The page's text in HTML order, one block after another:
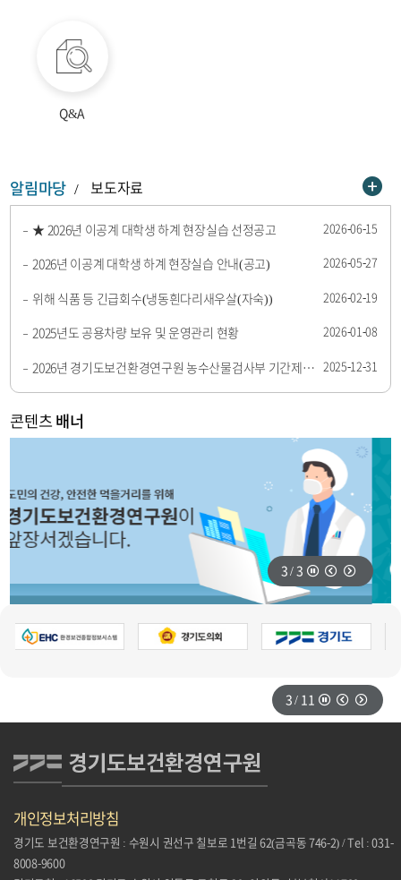
Q&A
알림마당
★ 2026년 이공계 대학생 하계 현장실습 선정공고 2026-06-15
2026년 이공계 대학생 하계 현장실습 안내(공고) 2026-05-27
위해 식품 등 긴급회수(냉동흰다리새우살(자숙)) 2026-02-19
2025년도 공용차량 보유 및 운영관리 현황 2026-01-08
2026년 경기도보건환경연구원 농수산물검사부 기간제근로자 최종 합격자 공고 2025-12-31
보도자료
콘텐츠 배너
3 / 3 정지 이전 다음
3 / 11 정지 이전 다음
개인정보처리방침
경기도 보건환경연구원 : 수원시 권선구 칠보로 1번길 62(금곡동 746-2) / Tel : 031-
8008-9600